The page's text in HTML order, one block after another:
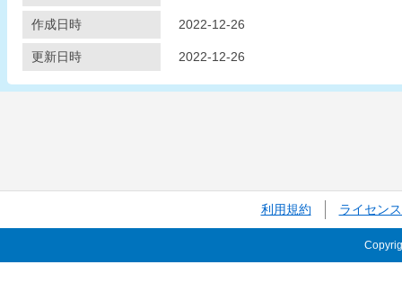
作成日時 2022-12-26
更新日時 2022-12-26
利用規約 ライセン